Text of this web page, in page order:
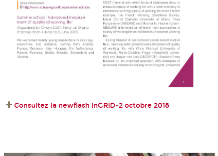
Consultez la newflash InGRID-2 octobre 2018